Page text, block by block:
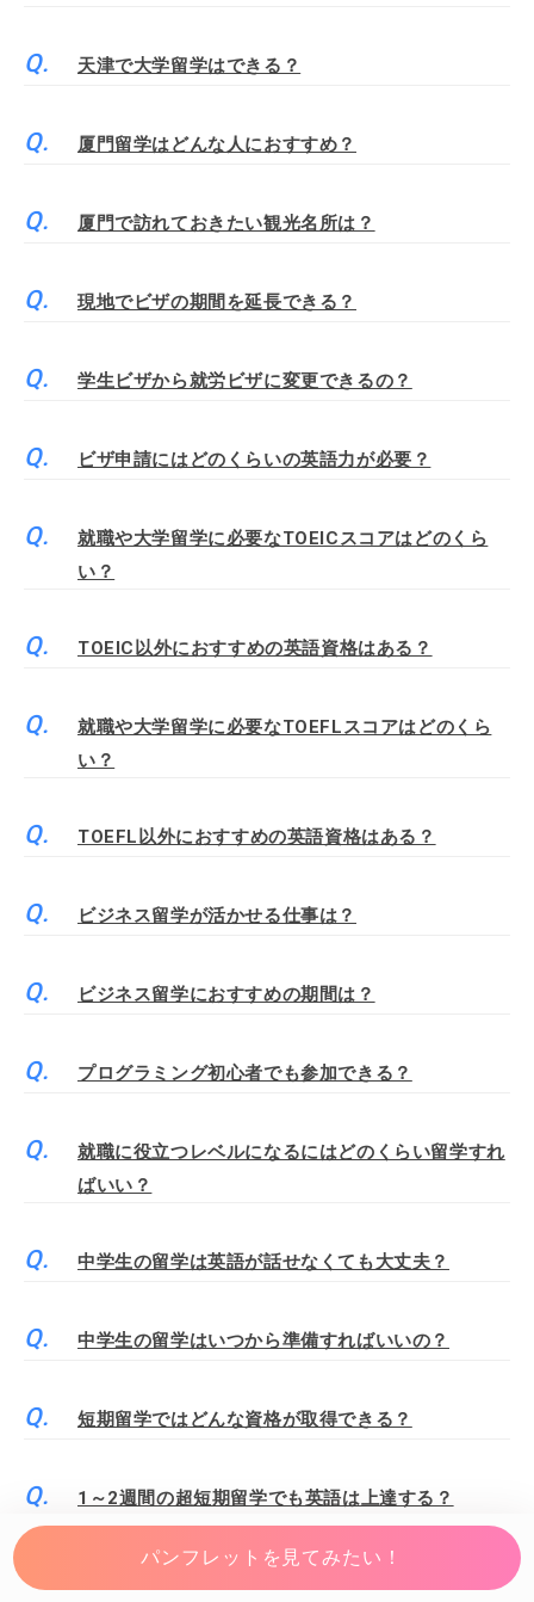
天津で大学留学はできる？
厦門留学はどんな人におすすめ？
厦門で訪れておきたい観光名所は？
現地でビザの期間を延長できる？
学生ビザから就労ビザに変更できるの？
ビザ申請にはどのくらいの英語力が必要？
就職や大学留学に必要なTOEICスコアはどのくら
い？
TOEIC以外におすすめの英語資格はある？
就職や大学留学に必要なTOEFLスコアはどのくら
い？
TOEFL以外におすすめの英語資格はある？
ビジネス留学が活かせる仕事は？
ビジネス留学におすすめの期間は？
プログラミング初心者でも参加できる？
就職に役立つレベルになるにはどのくらい留学すれ
ばいい？
中学生の留学は英語が話せなくても大丈夫？
中学生の留学はいつから準備すればいいの？
短期留学ではどんな資格が取得できる？
1～2週間の超短期留学でも英語は上達する？
パンフレットを見てみたい！